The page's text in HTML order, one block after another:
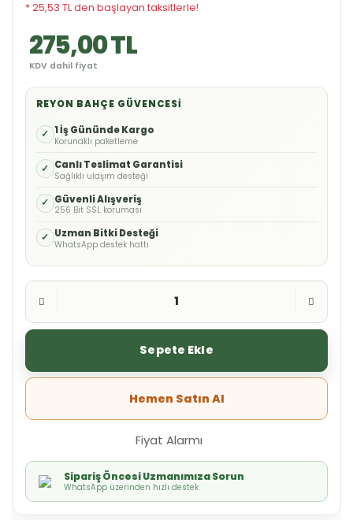
* 25,53 TL den başlayan taksitlerle!
275,00 TL
KDV dahil fiyat
REYON BAHÇE GÜVENCESI
✓ 1 İş Gününde Kargo
Korunaklı paketleme
✓ Canlı Teslimat Garantisi
Sağlıklı ulaşım desteği
✓ Güvenli Alışveriş
256 Bit SSL koruması
✓ Uzman Bitki Desteği
WhatsApp destek hattı
Sepete Ekle
Hemen Satın Al
Fiyat Alarmı
Sipariş Öncesi Uzmanımıza Sorun
WhatsApp üzerinden hızlı destek